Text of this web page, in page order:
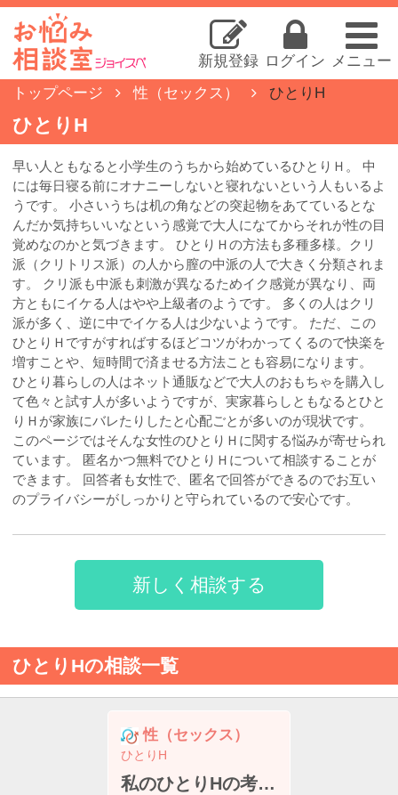
新規登録 ログイン メニュー
トップページ
性（セックス） ひとりH
ひとりH
早い人ともなると小学生のうちから始めているひとりＨ。 中
には毎日寝る前にオナニーしないと寝れないという人もいるよ
うです。 小さいうちは机の角などの突起物をあてているとな
んだか気持ちいいなという感覚で大人になてからそれが性の目
覚めなのかと気づきます。 ひとりＨの方法も多種多様。クリ
派（クリトリス派）の人から膣の中派の人で大きく分類されま
す。 クリ派も中派も刺激が異なるためイク感覚が異なり、両
方ともにイケる人はやや上級者のようです。 多くの人はクリ
派が多く、逆に中でイケる人は少ないようです。 ただ、この
ひとりＨですがすればするほどコツがわかってくるので快楽を
増すことや、短時間で済ませる方法ことも容易になります。
ひとり暮らしの人はネット通販などで大人のおもちゃを購入し
て色々と試す人が多いようですが、実家暮らしともなるとひと
りＨが家族にバレたりしたと心配ごとが多いのが現状です。
このページではそんな女性のひとりＨに関する悩みが寄せられ
ています。 匿名かつ無料でひとりＨについて相談することが
できます。 回答者も女性で、匿名で回答ができるのでお互い
のプライバシーがしっかりと守られているので安心です。
新しく相談する
ひとりHの相談一覧
性（セックス）
ひとりH
私のひとりHの考えはおかしいでしょうか